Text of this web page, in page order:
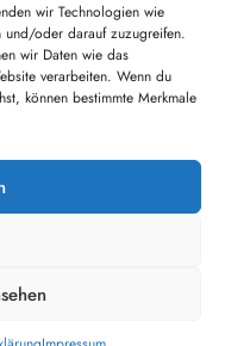
wir Technologien wie
und/oder darauf zuzugreifen.
wir Daten wie das
verarbeiten. Wenn du
können bestimmte Merkmale
(EU)
– Neustift